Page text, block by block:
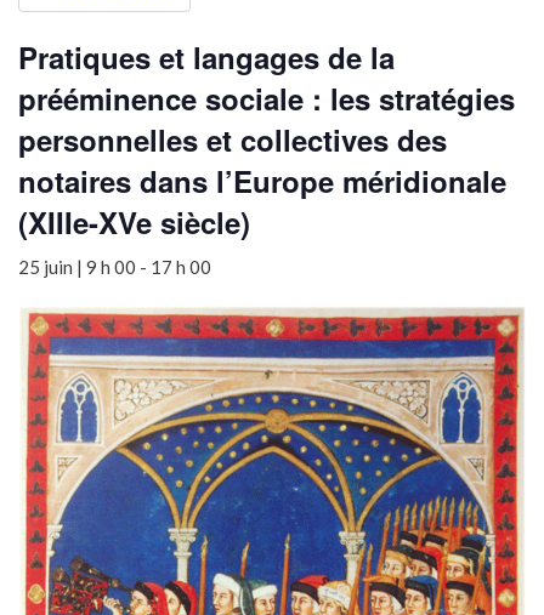
Pratiques et langages de la
prééminence sociale : les stratégies
personnelles et collectives des
notaires dans l’Europe méridionale
(XIIIe-XVe siècle)
25 juin | 9 h 00 - 17 h 00